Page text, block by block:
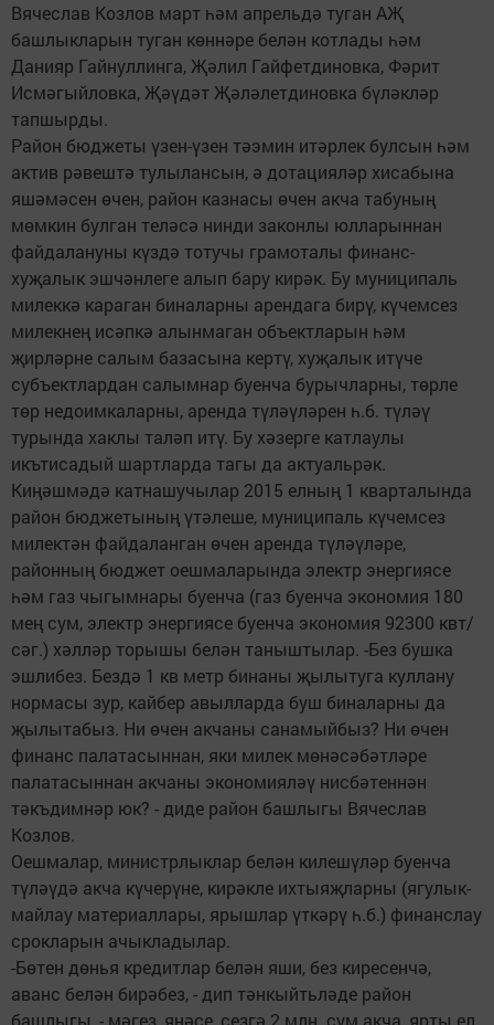
Вячеслав Козлов март һәм апрельдә туган АҖ
башлыкларын туган көннәре белән котлады һәм
Данияр Гайнуллинга, Җәлил Гайфетдиновка, Фәрит
Исмәгыйловка, Җәүдәт Җәләлетдиновка бүләкләр
тапшырды.
Район бюджеты үзен-үзен тәэмин итәрлек булсын һәм
актив рәвештә тулылансын, ә дотацияләр хисабына
яшәмәсен өчен, район казнасы өчен акча табуның
мөмкин булган теләсә нинди законлы юлларыннан
файдалануны күздә тотучы грамоталы финанс-
хуҗалык эшчәнлеге алып бару кирәк. Бу муниципаль
милеккә караган биналарны арендага бирү, күчемсез
милекнең исәпкә алынмаган объектларын һәм
җирләрне салым базасына кертү, хуҗалык итүче
субъектлардан салымнар буенча бурычларны, төрле
төр недоимкаларны, аренда түләүләрен һ.б. түләү
турында хаклы таләп итү. Бу хәзерге катлаулы
икътисадый шартларда тагы да актуальрәк.
Киңәшмәдә катнашучылар 2015 елның 1 кварталында
район бюджетының үтәлеше, муниципаль күчемсез
милектән файдаланган өчен аренда түләүләре,
районның бюджет оешмаларында электр энергиясе
һәм газ чыгымнары буенча (газ буенча экономия 180
мең сум, электр энергиясе буенча экономия 92300 квт/
сәг.) хәлләр торышы белән таныштылар. -Без бушка
эшлибез. Бездә 1 кв метр бинаны җылытуга куллану
нормасы зур, кайбер авылларда буш биналарны да
җылытабыз. Ни өчен акчаны санамыйбыз? Ни өчен
финанс палатасыннан, яки милек мөнәсәбәтләре
палатасыннан акчаны экономияләү нисбәтеннән
тәкъдимнәр юк? - диде район башлыгы Вячеслав
Козлов.
Оешмалар, министрлыклар белән килешүләр буенча
түләүдә акча күчерүне, кирәкле ихтыяҗларны (ягулык-
майлау материаллары, ярышлар үткәрү һ.б.) финанслау
срокларын ачыкладылар.
-Бөтен дөнья кредитлар белән яши, без киресенчә,
аванс белән бирәбез, - дип тәнкыйтьләде район